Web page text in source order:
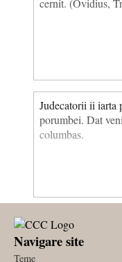
Judecatorii ii iarta
porumbei. Dat
columbas.
Navigare site
Teme